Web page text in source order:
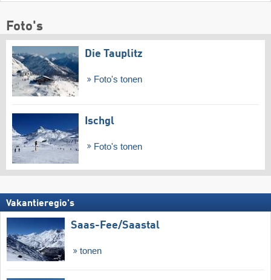
Foto's
Die Tauplitz
Foto's tonen
Ischgl
Foto's tonen
Vakantieregio's
Saas-Fee/​Saastal
tonen